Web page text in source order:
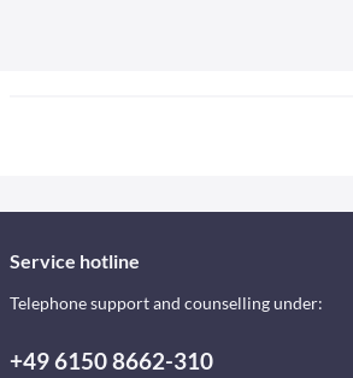
Service hotline
Telephone support and counselling under:
+49 6150 8662-310